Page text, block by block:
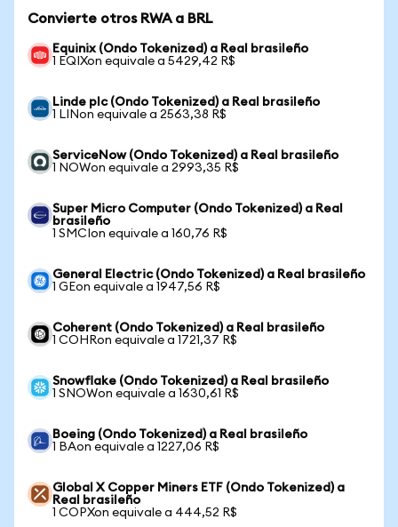
Convierte otros RWA a BRL
Equinix (Ondo Tokenized) a Real brasileño
1 EQIXon equivale a 5429,42 R$
Linde plc (Ondo Tokenized) a Real brasileño
1 LINon equivale a 2563,38 R$
ServiceNow (Ondo Tokenized) a Real brasileño
1 NOWon equivale a 2993,35 R$
Super Micro Computer (Ondo Tokenized) a Real
brasileño
1 SMCIon equivale a 160,76 R$
General Electric (Ondo Tokenized) a Real brasileño
1 GEon equivale a 1947,56 R$
Coherent (Ondo Tokenized) a Real brasileño
1 COHRon equivale a 1721,37 R$
Snowflake (Ondo Tokenized) a Real brasileño
1 SNOWon equivale a 1630,61 R$
Boeing (Ondo Tokenized) a Real brasileño
1 BAon equivale a 1227,06 R$
Global X Copper Miners ETF (Ondo Tokenized) a
Real brasileño
1 COPXon equivale a 444,52 R$